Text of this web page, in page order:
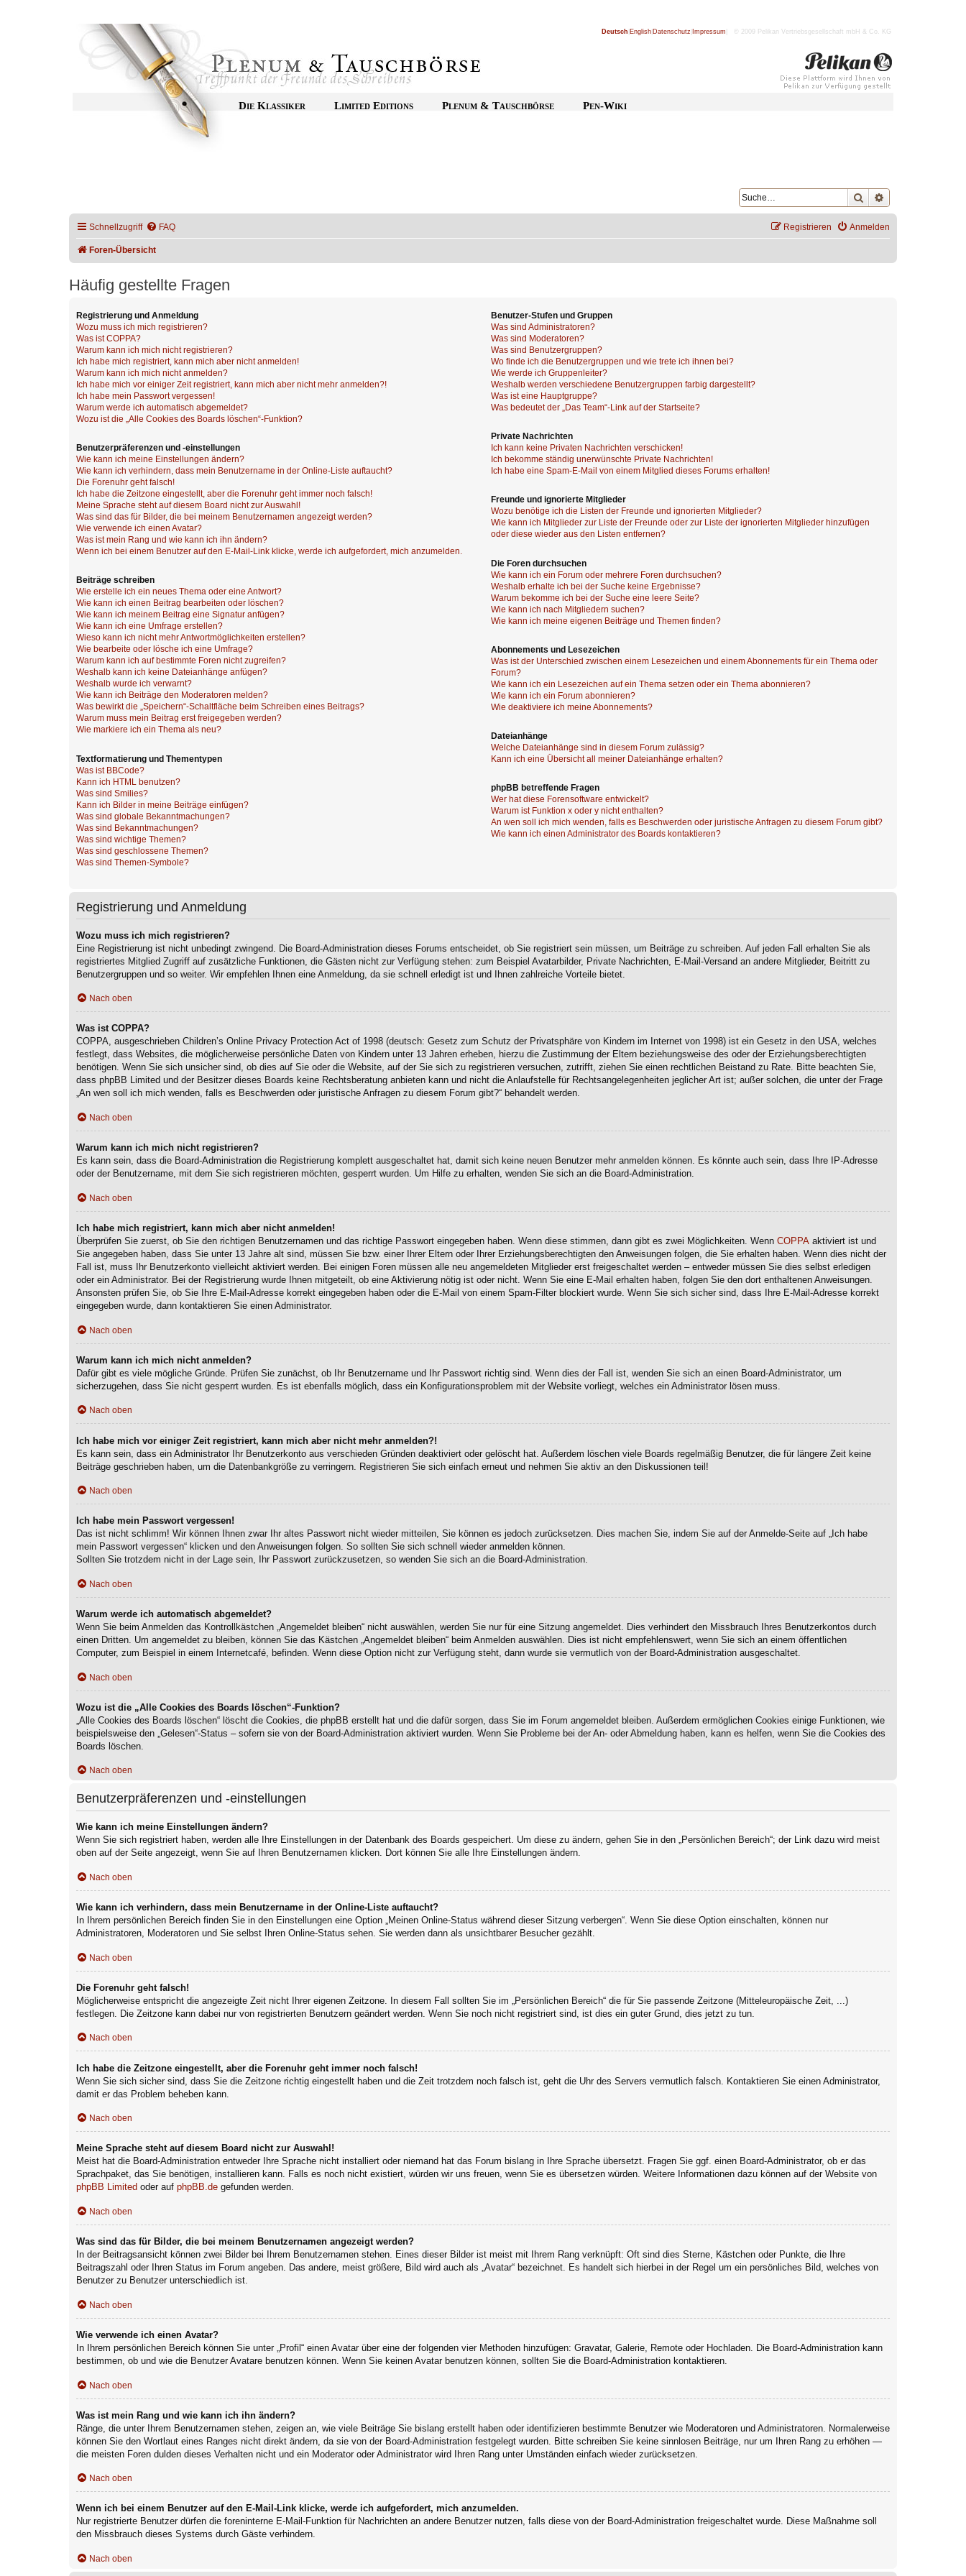
Deutsch English Datenschutz Impressum | © 2009 Pelikan Vertriebsgesellschaft mbH & Co. KG
Die Klassiker Limited Editions Plenum & Tauschbörse Pen-Wiki
Suche
Schnellzugriff FAQ Anmelden
Registrieren
Foren-Übersicht
Häufig gestellte Fragen
Registrierung und Anmeldung
Wozu muss ich mich registrieren?
Was ist COPPA?
Warum kann ich mich nicht registrieren?
Ich habe mich registriert, kann mich aber nicht anmelden!
Warum kann ich mich nicht anmelden?
Ich habe mich vor einiger Zeit registriert, kann mich aber nicht mehr anmelden?!
Ich habe mein Passwort vergessen!
Warum werde ich automatisch abgemeldet?
Wozu ist die „Alle Cookies des Boards löschen“-Funktion?
Benutzerpräferenzen und -einstellungen
Wie kann ich meine Einstellungen ändern?
Wie kann ich verhindern, dass mein Benutzername in der Online-Liste auftaucht?
Die Forenuhr geht falsch!
Ich habe die Zeitzone eingestellt, aber die Forenuhr geht immer noch falsch!
Meine Sprache steht auf diesem Board nicht zur Auswahl!
Was sind das für Bilder, die bei meinem Benutzernamen angezeigt werden?
Wie verwende ich einen Avatar?
Was ist mein Rang und wie kann ich ihn ändern?
Wenn ich bei einem Benutzer auf den E-Mail-Link klicke, werde ich aufgefordert, mich anzumelden.
Beiträge schreiben
Wie erstelle ich ein neues Thema oder eine Antwort?
Wie kann ich einen Beitrag bearbeiten oder löschen?
Wie kann ich meinem Beitrag eine Signatur anfügen?
Wie kann ich eine Umfrage erstellen?
Wieso kann ich nicht mehr Antwortmöglichkeiten erstellen?
Wie bearbeite oder lösche ich eine Umfrage?
Warum kann ich auf bestimmte Foren nicht zugreifen?
Weshalb kann ich keine Dateianhänge anfügen?
Weshalb wurde ich verwarnt?
Wie kann ich Beiträge den Moderatoren melden?
Was bewirkt die „Speichern“-Schaltfläche beim Schreiben eines Beitrags?
Warum muss mein Beitrag erst freigegeben werden?
Wie markiere ich ein Thema als neu?
Textformatierung und Thementypen
Was ist BBCode?
Kann ich HTML benutzen?
Was sind Smilies?
Kann ich Bilder in meine Beiträge einfügen?
Was sind globale Bekanntmachungen?
Was sind Bekanntmachungen?
Was sind wichtige Themen?
Was sind geschlossene Themen?
Was sind Themen-Symbole?
Benutzer-Stufen und Gruppen
Was sind Administratoren?
Was sind Moderatoren?
Was sind Benutzergruppen?
Wo finde ich die Benutzergruppen und wie trete ich ihnen bei?
Wie werde ich Gruppenleiter?
Weshalb werden verschiedene Benutzergruppen farbig dargestellt?
Was ist eine Hauptgruppe?
Was bedeutet der „Das Team“-Link auf der Startseite?
Private Nachrichten
Ich kann keine Privaten Nachrichten verschicken!
Ich bekomme ständig unerwünschte Private Nachrichten!
Ich habe eine Spam-E-Mail von einem Mitglied dieses Forums erhalten!
Freunde und ignorierte Mitglieder
Wozu benötige ich die Listen der Freunde und ignorierten Mitglieder?
Wie kann ich Mitglieder zur Liste der Freunde oder zur Liste der ignorierten Mitglieder hinzufügen
oder diese wieder aus den Listen entfernen?
Die Foren durchsuchen
Wie kann ich ein Forum oder mehrere Foren durchsuchen?
Weshalb erhalte ich bei der Suche keine Ergebnisse?
Warum bekomme ich bei der Suche eine leere Seite?
Wie kann ich nach Mitgliedern suchen?
Wie kann ich meine eigenen Beiträge und Themen finden?
Abonnements und Lesezeichen
Was ist der Unterschied zwischen einem Lesezeichen und einem Abonnements für ein Thema oder
Forum?
Wie kann ich ein Lesezeichen auf ein Thema setzen oder ein Thema abonnieren?
Wie kann ich ein Forum abonnieren?
Wie deaktiviere ich meine Abonnements?
Dateianhänge
Welche Dateianhänge sind in diesem Forum zulässig?
Kann ich eine Übersicht all meiner Dateianhänge erhalten?
phpBB betreffende Fragen
Wer hat diese Forensoftware entwickelt?
Warum ist Funktion x oder y nicht enthalten?
An wen soll ich mich wenden, falls es Beschwerden oder juristische Anfragen zu diesem Forum gibt?
Wie kann ich einen Administrator des Boards kontaktieren?
Registrierung und Anmeldung
Wozu muss ich mich registrieren?
Eine Registrierung ist nicht unbedingt zwingend. Die Board-Administration dieses Forums entscheidet, ob Sie registriert sein müssen, um Beiträge zu schreiben. Auf jeden Fall erhalten Sie als
registriertes Mitglied Zugriff auf zusätzliche Funktionen, die Gästen nicht zur Verfügung stehen: zum Beispiel Avatarbilder, Private Nachrichten, E-Mail-Versand an andere Mitglieder, Beitritt zu
Benutzergruppen und so weiter. Wir empfehlen Ihnen eine Anmeldung, da sie schnell erledigt ist und Ihnen zahlreiche Vorteile bietet.
Nach oben
Was ist COPPA?
COPPA, ausgeschrieben Children’s Online Privacy Protection Act of 1998 (deutsch: Gesetz zum Schutz der Privatsphäre von Kindern im Internet von 1998) ist ein Gesetz in den USA, welches
festlegt, dass Websites, die möglicherweise persönliche Daten von Kindern unter 13 Jahren erheben, hierzu die Zustimmung der Eltern beziehungsweise des oder der Erziehungsberechtigten
benötigen. Wenn Sie sich unsicher sind, ob dies auf Sie oder die Website, auf der Sie sich zu registrieren versuchen, zutrifft, ziehen Sie einen rechtlichen Beistand zu Rate. Bitte beachten Sie,
dass phpBB Limited und der Besitzer dieses Boards keine Rechtsberatung anbieten kann und nicht die Anlaufstelle für Rechtsangelegenheiten jeglicher Art ist; außer solchen, die unter der Frage
„An wen soll ich mich wenden, falls es Beschwerden oder juristische Anfragen zu diesem Forum gibt?“ behandelt werden.
Nach oben
Warum kann ich mich nicht registrieren?
Es kann sein, dass die Board-Administration die Registrierung komplett ausgeschaltet hat, damit sich keine neuen Benutzer mehr anmelden können. Es könnte auch sein, dass Ihre IP-Adresse
oder der Benutzername, mit dem Sie sich registrieren möchten, gesperrt wurden. Um Hilfe zu erhalten, wenden Sie sich an die Board-Administration.
Nach oben
Ich habe mich registriert, kann mich aber nicht anmelden!
Überprüfen Sie zuerst, ob Sie den richtigen Benutzernamen und das richtige Passwort eingegeben haben. Wenn diese stimmen, dann gibt es zwei Möglichkeiten. Wenn COPPA aktiviert ist und
Sie angegeben haben, dass Sie unter 13 Jahre alt sind, müssen Sie bzw. einer Ihrer Eltern oder Ihrer Erziehungsberechtigten den Anweisungen folgen, die Sie erhalten haben. Wenn dies nicht der
Fall ist, muss Ihr Benutzerkonto vielleicht aktiviert werden. Bei einigen Foren müssen alle neu angemeldeten Mitglieder erst freigeschaltet werden – entweder müssen Sie dies selbst erledigen
oder ein Administrator. Bei der Registrierung wurde Ihnen mitgeteilt, ob eine Aktivierung nötig ist oder nicht. Wenn Sie eine E-Mail erhalten haben, folgen Sie den dort enthaltenen Anweisungen.
Ansonsten prüfen Sie, ob Sie Ihre E-Mail-Adresse korrekt eingegeben haben oder die E-Mail von einem Spam-Filter blockiert wurde. Wenn Sie sich sicher sind, dass Ihre E-Mail-Adresse korrekt
eingegeben wurde, dann kontaktieren Sie einen Administrator.
Nach oben
Warum kann ich mich nicht anmelden?
Dafür gibt es viele mögliche Gründe. Prüfen Sie zunächst, ob Ihr Benutzername und Ihr Passwort richtig sind. Wenn dies der Fall ist, wenden Sie sich an einen Board-Administrator, um
sicherzugehen, dass Sie nicht gesperrt wurden. Es ist ebenfalls möglich, dass ein Konfigurationsproblem mit der Website vorliegt, welches ein Administrator lösen muss.
Nach oben
Ich habe mich vor einiger Zeit registriert, kann mich aber nicht mehr anmelden?!
Es kann sein, dass ein Administrator Ihr Benutzerkonto aus verschieden Gründen deaktiviert oder gelöscht hat. Außerdem löschen viele Boards regelmäßig Benutzer, die für längere Zeit keine
Beiträge geschrieben haben, um die Datenbankgröße zu verringern. Registrieren Sie sich einfach erneut und nehmen Sie aktiv an den Diskussionen teil!
Nach oben
Ich habe mein Passwort vergessen!
Das ist nicht schlimm! Wir können Ihnen zwar Ihr altes Passwort nicht wieder mitteilen, Sie können es jedoch zurücksetzen. Dies machen Sie, indem Sie auf der Anmelde-Seite auf „Ich habe
mein Passwort vergessen“ klicken und den Anweisungen folgen. So sollten Sie sich schnell wieder anmelden können.
Sollten Sie trotzdem nicht in der Lage sein, Ihr Passwort zurückzusetzen, so wenden Sie sich an die Board-Administration.
Nach oben
Warum werde ich automatisch abgemeldet?
Wenn Sie beim Anmelden das Kontrollkästchen „Angemeldet bleiben“ nicht auswählen, werden Sie nur für eine Sitzung angemeldet. Dies verhindert den Missbrauch Ihres Benutzerkontos durch
einen Dritten. Um angemeldet zu bleiben, können Sie das Kästchen „Angemeldet bleiben“ beim Anmelden auswählen. Dies ist nicht empfehlenswert, wenn Sie sich an einem öffentlichen
Computer, zum Beispiel in einem Internetcafé, befinden. Wenn diese Option nicht zur Verfügung steht, dann wurde sie vermutlich von der Board-Administration ausgeschaltet.
Nach oben
Wozu ist die „Alle Cookies des Boards löschen“-Funktion?
„Alle Cookies des Boards löschen“ löscht die Cookies, die phpBB erstellt hat und die dafür sorgen, dass Sie im Forum angemeldet bleiben. Außerdem ermöglichen Cookies einige Funktionen, wie
beispielsweise den „Gelesen“-Status – sofern sie von der Board-Administration aktiviert wurden. Wenn Sie Probleme bei der An- oder Abmeldung haben, kann es helfen, wenn Sie die Cookies des
Boards löschen.
Nach oben
Benutzerpräferenzen und -einstellungen
Wie kann ich meine Einstellungen ändern?
Wenn Sie sich registriert haben, werden alle Ihre Einstellungen in der Datenbank des Boards gespeichert. Um diese zu ändern, gehen Sie in den „Persönlichen Bereich“; der Link dazu wird meist
oben auf der Seite angezeigt, wenn Sie auf Ihren Benutzernamen klicken. Dort können Sie alle Ihre Einstellungen ändern.
Nach oben
Wie kann ich verhindern, dass mein Benutzername in der Online-Liste auftaucht?
In Ihrem persönlichen Bereich finden Sie in den Einstellungen eine Option „Meinen Online-Status während dieser Sitzung verbergen“. Wenn Sie diese Option einschalten, können nur
Administratoren, Moderatoren und Sie selbst Ihren Online-Status sehen. Sie werden dann als unsichtbarer Besucher gezählt.
Nach oben
Die Forenuhr geht falsch!
Möglicherweise entspricht die angezeigte Zeit nicht Ihrer eigenen Zeitzone. In diesem Fall sollten Sie im „Persönlichen Bereich“ die für Sie passende Zeitzone (Mitteleuropäische Zeit, ...)
festlegen. Die Zeitzone kann dabei nur von registrierten Benutzern geändert werden. Wenn Sie noch nicht registriert sind, ist dies ein guter Grund, dies jetzt zu tun.
Nach oben
Ich habe die Zeitzone eingestellt, aber die Forenuhr geht immer noch falsch!
Wenn Sie sich sicher sind, dass Sie die Zeitzone richtig eingestellt haben und die Zeit trotzdem noch falsch ist, geht die Uhr des Servers vermutlich falsch. Kontaktieren Sie einen Administrator,
damit er das Problem beheben kann.
Nach oben
Meine Sprache steht auf diesem Board nicht zur Auswahl!
Meist hat die Board-Administration entweder Ihre Sprache nicht installiert oder niemand hat das Forum bislang in Ihre Sprache übersetzt. Fragen Sie ggf. einen Board-Administrator, ob er das
Sprachpaket, das Sie benötigen, installieren kann. Falls es noch nicht existiert, würden wir uns freuen, wenn Sie es übersetzen würden. Weitere Informationen dazu können auf der Website von
phpBB Limited oder auf phpBB.de gefunden werden.
Nach oben
Was sind das für Bilder, die bei meinem Benutzernamen angezeigt werden?
In der Beitragsansicht können zwei Bilder bei Ihrem Benutzernamen stehen. Eines dieser Bilder ist meist mit Ihrem Rang verknüpft: Oft sind dies Sterne, Kästchen oder Punkte, die Ihre
Beitragszahl oder Ihren Status im Forum angeben. Das andere, meist größere, Bild wird auch als „Avatar“ bezeichnet. Es handelt sich hierbei in der Regel um ein persönliches Bild, welches von
Benutzer zu Benutzer unterschiedlich ist.
Nach oben
Wie verwende ich einen Avatar?
In Ihrem persönlichen Bereich können Sie unter „Profil“ einen Avatar über eine der folgenden vier Methoden hinzufügen: Gravatar, Galerie, Remote oder Hochladen. Die Board-Administration kann
bestimmen, ob und wie die Benutzer Avatare benutzen können. Wenn Sie keinen Avatar benutzen können, sollten Sie die Board-Administration kontaktieren.
Nach oben
Was ist mein Rang und wie kann ich ihn ändern?
Ränge, die unter Ihrem Benutzernamen stehen, zeigen an, wie viele Beiträge Sie bislang erstellt haben oder identifizieren bestimmte Benutzer wie Moderatoren und Administratoren. Normalerweise
können Sie den Wortlaut eines Ranges nicht direkt ändern, da sie von der Board-Administration festgelegt wurden. Bitte schreiben Sie keine sinnlosen Beiträge, nur um Ihren Rang zu erhöhen —
die meisten Foren dulden dieses Verhalten nicht und ein Moderator oder Administrator wird Ihren Rang unter Umständen einfach wieder zurücksetzen.
Nach oben
Wenn ich bei einem Benutzer auf den E-Mail-Link klicke, werde ich aufgefordert, mich anzumelden.
Nur registrierte Benutzer dürfen die foreninterne E-Mail-Funktion für Nachrichten an andere Benutzer nutzen, falls diese von der Board-Administration freigeschaltet wurde. Diese Maßnahme soll
den Missbrauch dieses Systems durch Gäste verhindern.
Nach oben